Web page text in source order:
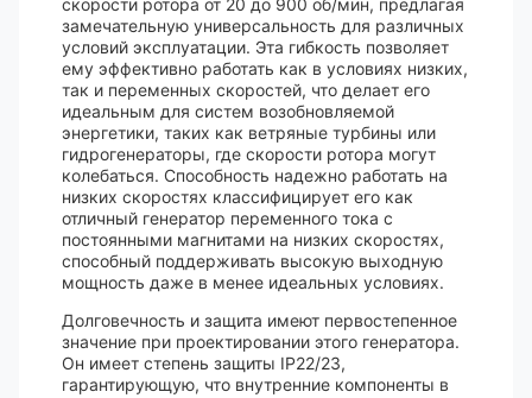
скорости ротора от 20 до 900 об/мин, предлагая
замечательную универсальность для различных
условий эксплуатации. Эта гибкость позволяет
ему эффективно работать как в условиях низких,
так и переменных скоростей, что делает его
идеальным для систем возобновляемой
энергетики, таких как ветряные турбины или
гидрогенераторы, где скорости ротора могут
колебаться. Способность надежно работать на
низких скоростях классифицирует его как
отличный генератор переменного тока с
постоянными магнитами на низких скоростях,
способный поддерживать высокую выходную
мощность даже в менее идеальных условиях.
Долговечность и защита имеют первостепенное
значение при проектировании этого генератора.
Он имеет степень защиты IP22/23,
гарантирующую, что внутренние компоненты в